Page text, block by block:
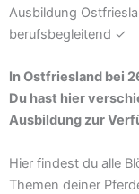
Ausbildung
berufsbegleitend ✓
In Ostfriesland bei
Du hast hier
Ausbildung zur
Hier findest du alle
Themen deiner